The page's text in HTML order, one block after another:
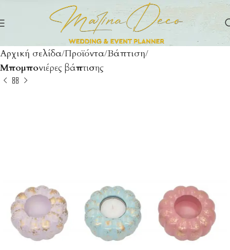
Αρχική σελίδα Προϊόντα Βάπτιση
Μπομπονιέρες βάπτισης